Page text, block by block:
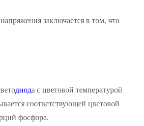
заключается в том, что
диода с цветовой температурой
соответствующей цветовой
фосфора.